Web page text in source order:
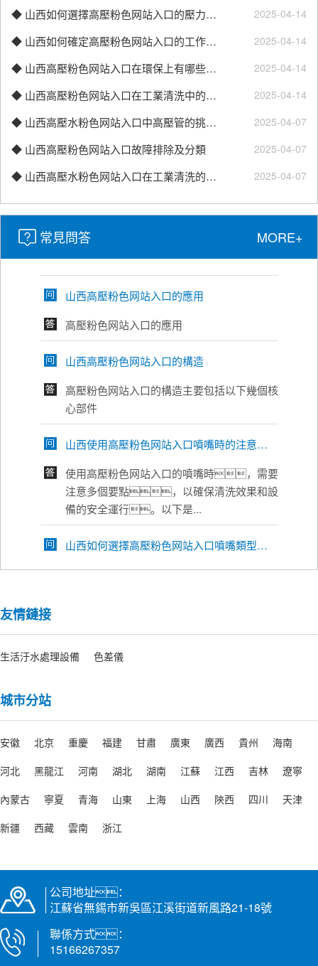
◆ 山西如何選擇高壓粉色网站入口的壓力？ 2025-04-14
◆ 山西如何確定高壓粉色网站入口的工作壓力？ 2025-04-14
◆ 山西高壓粉色网站入口在環保上有哪些優勢和缺點？ 2025-04-14
◆ 山西高壓粉色网站入口在工業清洗中的重要作用 2025-04-14
◆ 山西高壓水粉色网站入口中高壓管的挑選技巧 2025-04-07
◆ 山西高壓粉色网站入口故障排除及分類 2025-04-07
◆ 山西高壓水粉色网站入口在工業清洗的作用體現 2025-04-07
常見問答 MORE+
及注意事項
山西高壓粉色网站入口使用方法
高壓粉色网站入口通過高壓水流實現高效清
潔，廣泛應用於家庭、工業和
山西使用高壓粉色网站入口時應注意的事項
使用高壓粉色网站入口時應注意的事項
山西高壓粉色网站入口的特性優勢
高壓粉色网站入口的特性優勢
山西高壓粉色网站入口的應用
高壓粉色网站入口的應用
山西高壓粉色网站入口的構造
高壓粉色网站入口的構造主要包括以下幾個核
心部件
山西使用高壓粉色网站入口噴嘴時的注意要點
使用高壓粉色网站入口的噴嘴時，需要
注意多個要點，以確保清洗效果和設
備的安全運行。以下是...
山西如何選擇高壓粉色网站入口噴嘴類型？
選擇高壓粉色网站入口噴嘴類型時，需
要綜合考慮多個因素，以確保清洗效
在選擇高壓粉色网站入口噴嘴類型
山西影響高壓粉色网站入口清洗效果的因素
影響高壓粉色网站入口清洗效果的因素是多方
麵的，以下是詳細介紹
及注意事項
山西高壓粉色网站入口使用方法
高壓粉色网站入口通過高壓水流實現高效清
友情鏈接
生活汙水處理設備 色差儀
城市分站
安徽 北京 重慶 福建 甘肅 廣東 廣西 貴州
海南
河北
黑龍江 河南 湖北 湖南 江蘇 江西 吉林
遼寧
內蒙古
寧夏 青海 山東 上海 山西 陝西 四川
天津
新疆
西藏 雲南 浙江
公司地址：
江蘇省無錫市新吳區江溪街道新風路21-18號
聯係方式：
15166267357